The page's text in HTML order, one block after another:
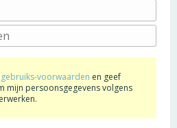
gebruiks-voorwaarden en geef
mijn persoonsgegevens volgens